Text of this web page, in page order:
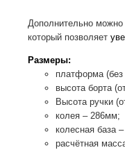
Дополнительно можно
который позволяет
Размеры:
платформа
высота борта
Высота ручки
колея – 286мм;
колесная база
расчётная